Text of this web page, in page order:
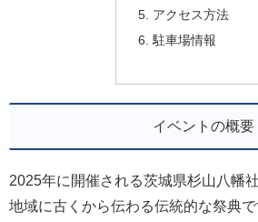
アクセス方法
駐車場情報
イベントの概要
2025年に開催される茨城県杉山八幡
地域に古くから伝わる伝統的な祭典